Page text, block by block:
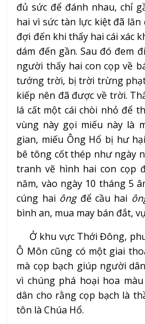
đủ sức để đánh nhau, chỉ
hai vì sức tàn lực kiệt đã
đợi đến khi thấy hai cái xác
dám đến gần. Sau đó đem
người thấy hai con cọp về
tướng trời, bị trời trừng
kiếp nên đã được về trời.
lá cất một cái chòi nhỏ để
vùng này gọi miếu này là
gian, miếu Ông Hổ bị hư
bê tông cốt thép như ngày
tranh vẽ hình hai con cọp
năm, vào ngày 10 tháng 5
cúng hai ôngđể cầu hai
bình an, mua may bán đắt,
Ở khu vực Thới Đông,
Ô Môn cũng có một giai
mà cọp bạch giúp người
vì chúng phá hoại hoa
dân cho rằng cọp bạch là
tôn là Chúa Hổ.